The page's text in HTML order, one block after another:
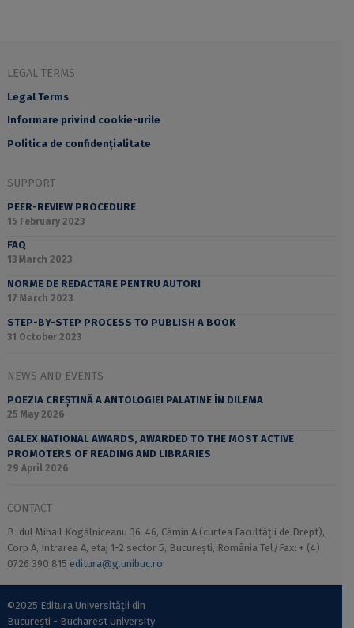
LEGAL TERMS
Legal Terms
Informare privind cookie-urile
Politica de confidențialitate
SUPPORT
PEER-REVIEW PROCEDURE
15 February 2023
FAQ
13 March 2023
NORME DE REDACTARE PENTRU AUTORI
17 March 2023
STEP-BY-STEP PROCESS TO PUBLISH A BOOK
31 October 2023
NEWS AND EVENTS
POEZIA CREȘTINĂ A ANTOLOGIEI PALATINE ÎN DILEMA
25 May 2026
GALEX NATIONAL AWARDS, AWARDED TO THE MOST ACTIVE
PROMOTERS OF READING AND LIBRARIES
29 April 2026
CONTACT
B-dul Mihail Kogălniceanu 36-46, Cămin A (curtea Facultății de Drept),
Corp A, Intrarea A, etaj 1-2 sector 5, București, România Tel/Fax: + (4)
0726 390 815 editura@g.unibuc.ro
©2025 Editura Universității din
București - Bucharest University